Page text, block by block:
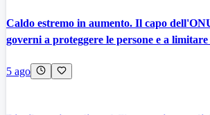
Caldo estremo in aumento. Il capo
governi a proteggere le persone e a
5 ago